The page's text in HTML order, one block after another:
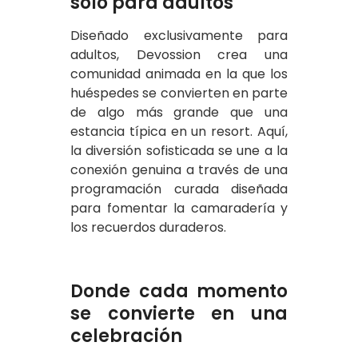
Diseñado exclusivamente para
adultos, Devossion crea una
comunidad animada en la que los
huéspedes se convierten en parte
de algo más grande que una
estancia típica en un resort. Aquí,
la diversión sofisticada se une a la
conexión genuina a través de una
programación curada diseñada
para fomentar la camaradería y
los recuerdos duraderos.
Donde cada momento
se convierte en una
celebración